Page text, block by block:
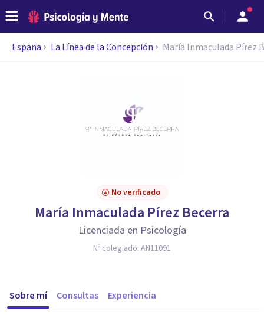
España La Línea de la Concepción María Inmaculada Pírez
No verificado
María Inmaculada Pírez Becerra
Licenciada en Psicología
Nº colegiado: AN11091
Sobre mí Consultas Experiencia